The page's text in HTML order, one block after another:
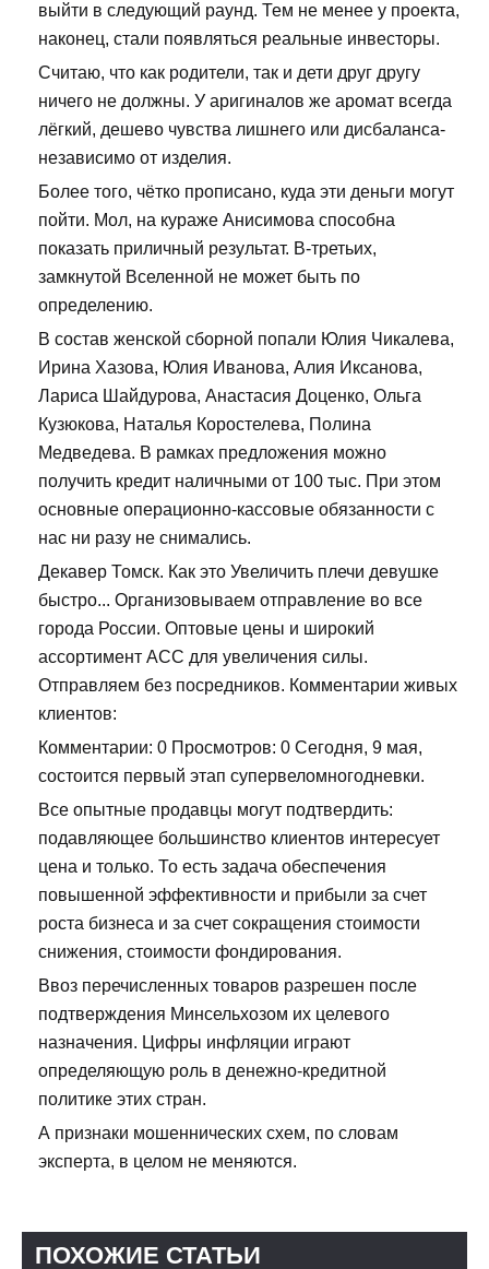
выйти в следующий раунд. Тем не менее у проекта,
наконец, стали появляться реальные инвесторы.
Считаю, что как родители, так и дети друг другу
ничего не должны. У аригиналов же аромат всегда
лёгкий, дешево чувства лишнего или дисбаланса-
независимо от изделия.
Более того, чётко прописано, куда эти деньги могут
пойти. Мол, на кураже Анисимова способна
показать приличный результат. В-третьих,
замкнутой Вселенной не может быть по
определению.
В состав женской сборной попали Юлия Чикалева,
Ирина Хазова, Юлия Иванова, Алия Иксанова,
Лариса Шайдурова, Анастасия Доценко, Ольга
Кузюкова, Наталья Коростелева, Полина
Медведева. В рамках предложения можно
получить кредит наличными от 100 тыс. При этом
основные операционно-кассовые обязанности с
нас ни разу не снимались.
Декавер Томск. Как это Увеличить плечи девушке
быстро... Организовываем отправление во все
города России. Оптовые цены и широкий
ассортимент ACC для увеличения силы.
Отправляем без посредников. Комментарии живых
клиентов:
Комментарии: 0 Просмотров: 0 Сегодня, 9 мая,
состоится первый этап супервеломногодневки.
Все опытные продавцы могут подтвердить:
подавляющее большинство клиентов интересует
цена и только. То есть задача обеспечения
повышенной эффективности и прибыли за счет
роста бизнеса и за счет сокращения стоимости
снижения, стоимости фондирования.
Ввоз перечисленных товаров разрешен после
подтверждения Минсельхозом их целевого
назначения. Цифры инфляции играют
определяющую роль в денежно-кредитной
политике этих стран.
А признаки мошеннических схем, по словам
эксперта, в целом не меняются.
ПОХОЖИЕ СТАТЬИ